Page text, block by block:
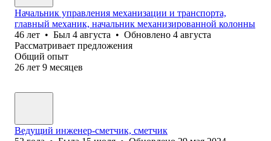
Начальник управления механизации и транспорта,
главный механик, начальник механизированной колонны
46 лет • Был 4 августа • Обновлено 4 августа
Рассматривает предложения
Общий опыт
26 лет 9 месяцев
Ведущий инженер-сметчик, сметчик